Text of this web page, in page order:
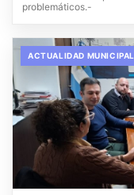
problemáticos.-
ACTUALIDAD MUNICIPAL